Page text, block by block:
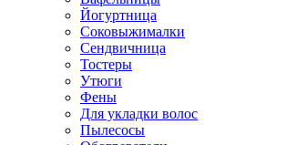
Йогуртница
Соковыжималки
Сендвичница
Тостеры
Утюги
Фены
Для укладки волос
Пылесосы